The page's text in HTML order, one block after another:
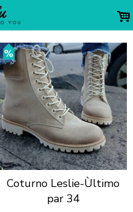
.
Coturno Leslie-Ùltimo
par 34